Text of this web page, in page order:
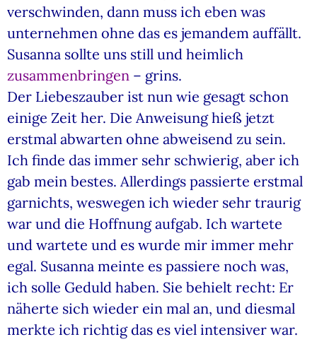
verschwinden, dann muss ich eben was
unternehmen ohne das es jemandem auffällt.
Susanna sollte uns still und heimlich
zusammenbringen – grins.
Der Liebeszauber ist nun wie gesagt schon
einige Zeit her. Die Anweisung hieß jetzt
erstmal abwarten ohne abweisend zu sein.
Ich finde das immer sehr schwierig, aber ich
gab mein bestes. Allerdings passierte erstmal
garnichts, weswegen ich wieder sehr traurig
war und die Hoffnung aufgab. Ich wartete
und wartete und es wurde mir immer mehr
egal. Susanna meinte es passiere noch was,
ich solle Geduld haben. Sie behielt recht: Er
näherte sich wieder ein mal an, und diesmal
merkte ich richtig das es viel intensiver war.